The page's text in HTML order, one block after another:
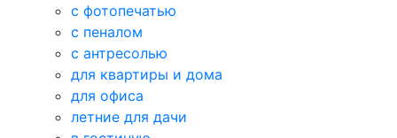
с фотопечатью
с пеналом
с антресолью
для квартиры и дома
для офиса
летние для дачи